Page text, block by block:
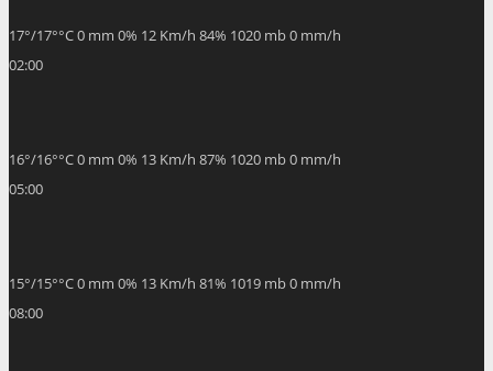
17°/17°°C0 mm 0% 12 Km/h 84% 1020 mb0 mm/h
02:00
16°/16°°C0 mm 0% 13 Km/h 87% 1020 mb0 mm/h
05:00
15°/15°°C0 mm 0% 13 Km/h 81% 1019 mb0 mm/h
08:00